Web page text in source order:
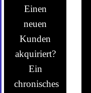
Einen
neuen
Kunden
akquiriert?
Ein
chronisches